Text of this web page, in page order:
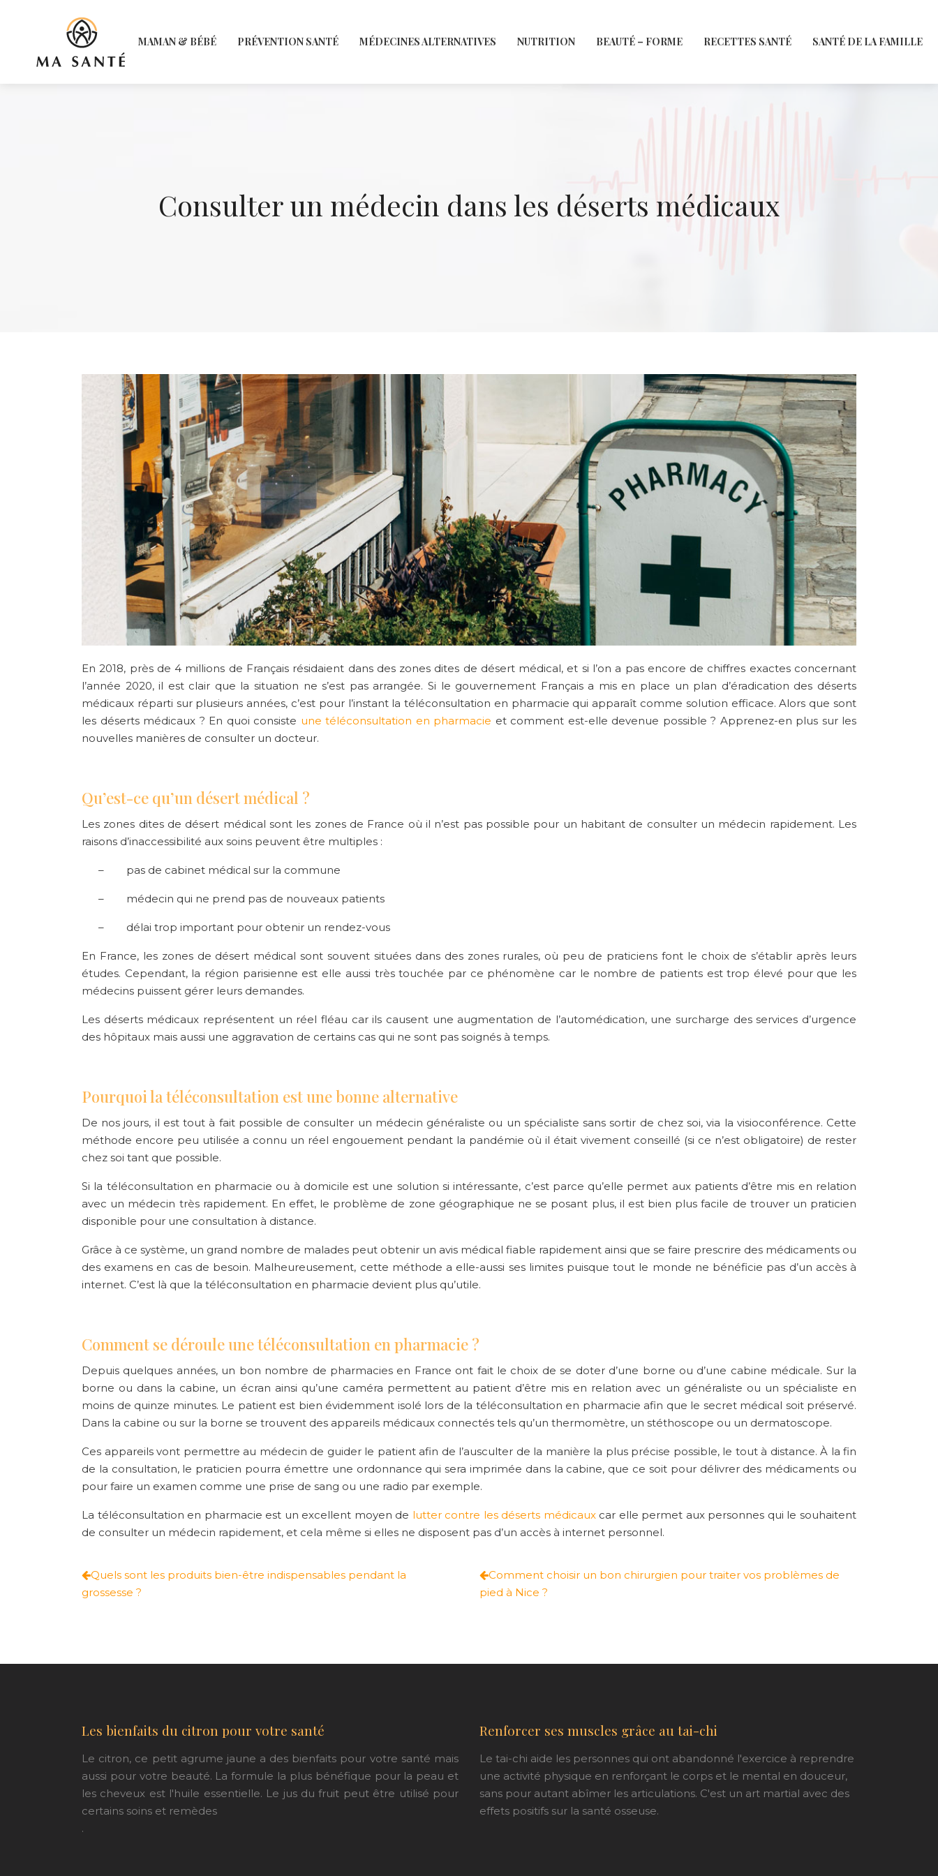
MAMAN & BÉBÉ PRÉVENTION SANTÉ MÉDECINES ALTERNATIVES NUTRITION BEAUTÉ – FORME RECETTES SANTÉ SANTÉ DE LA FAMILLE
Consulter un médecin dans les déserts médicaux
En 2018, près de 4 millions de Français résidaient dans des zones dites de désert médical, et si l’on a pas encore de chiffres exactes concernant
l’année 2020, il est clair que la situation ne s’est pas arrangée. Si le gouvernement Français a mis en place un plan d’éradication des déserts
médicaux réparti sur plusieurs années, c’est pour l’instant la téléconsultation en pharmacie qui apparaît comme solution efficace. Alors que sont
les déserts médicaux ? En quoi consiste une téléconsultation en pharmacie et comment est-elle devenue possible ? Apprenez-en plus sur les
nouvelles manières de consulter un docteur.
Qu’est-ce qu’un désert médical ?
Les zones dites de désert médical sont les zones de France où il n’est pas possible pour un habitant de consulter un médecin rapidement. Les
raisons d’inaccessibilité aux soins peuvent être multiples :
– pas de cabinet médical sur la commune
– médecin qui ne prend pas de nouveaux patients
– délai trop important pour obtenir un rendez-vous
En France, les zones de désert médical sont souvent situées dans des zones rurales, où peu de praticiens font le choix de s’établir après leurs
études. Cependant, la région parisienne est elle aussi très touchée par ce phénomène car le nombre de patients est trop élevé pour que les
médecins puissent gérer leurs demandes.
Les déserts médicaux représentent un réel fléau car ils causent une augmentation de l’automédication, une surcharge des services d’urgence
des hôpitaux mais aussi une aggravation de certains cas qui ne sont pas soignés à temps.
Pourquoi la téléconsultation est une bonne alternative
De nos jours, il est tout à fait possible de consulter un médecin généraliste ou un spécialiste sans sortir de chez soi, via la visioconférence. Cette
méthode encore peu utilisée a connu un réel engouement pendant la pandémie où il était vivement conseillé (si ce n’est obligatoire) de rester
chez soi tant que possible.
Si la téléconsultation en pharmacie ou à domicile est une solution si intéressante, c’est parce qu’elle permet aux patients d’être mis en relation
avec un médecin très rapidement. En effet, le problème de zone géographique ne se posant plus, il est bien plus facile de trouver un praticien
disponible pour une consultation à distance.
Grâce à ce système, un grand nombre de malades peut obtenir un avis médical fiable rapidement ainsi que se faire prescrire des médicaments ou
des examens en cas de besoin. Malheureusement, cette méthode a elle-aussi ses limites puisque tout le monde ne bénéficie pas d’un accès à
internet. C’est là que la téléconsultation en pharmacie devient plus qu’utile.
Comment se déroule une téléconsultation en pharmacie ?
Depuis quelques années, un bon nombre de pharmacies en France ont fait le choix de se doter d’une borne ou d’une cabine médicale. Sur la
borne ou dans la cabine, un écran ainsi qu’une caméra permettent au patient d’être mis en relation avec un généraliste ou un spécialiste en
moins de quinze minutes. Le patient est bien évidemment isolé lors de la téléconsultation en pharmacie afin que le secret médical soit préservé.
Dans la cabine ou sur la borne se trouvent des appareils médicaux connectés tels qu’un thermomètre, un stéthoscope ou un dermatoscope.
Ces appareils vont permettre au médecin de guider le patient afin de l’ausculter de la manière la plus précise possible, le tout à distance. À la fin
de la consultation, le praticien pourra émettre une ordonnance qui sera imprimée dans la cabine, que ce soit pour délivrer des médicaments ou
pour faire un examen comme une prise de sang ou une radio par exemple.
La téléconsultation en pharmacie est un excellent moyen de lutter contre les déserts médicauxcar elle permet aux personnes qui le souhaitent
de consulter un médecin rapidement, et cela même si elles ne disposent pas d’un accès à internet personnel.
Quels sont les produits bien-être indispensables pendant la
grossesse ?
Comment choisir un bon chirurgien pour traiter vos problèmes de
pied à Nice ?
Les bienfaits du citron pour votre santé
Le citron, ce petit agrume jaune a des bienfaits pour votre santé mais
aussi pour votre beauté. La formule la plus bénéfique pour la peau et
les cheveux est l'huile essentielle. Le jus du fruit peut être utilisé pour
certains soins et remèdes
.
Renforcer ses muscles grâce au tai-chi
Le tai-chi aide les personnes qui ont abandonné l'exercice à reprendre
une activité physique en renforçant le corps et le mental en douceur,
sans pour autant abîmer les articulations. C'est un art martial avec des
effets positifs sur la santé osseuse.